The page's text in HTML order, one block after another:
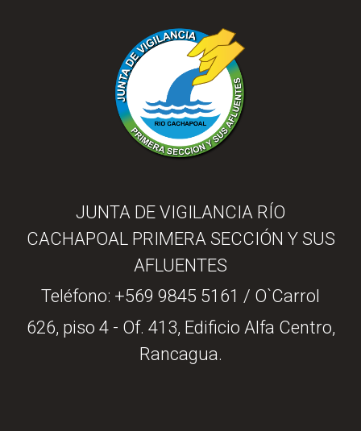
JUNTA DE VIGILANCIA RÍO
CACHAPOAL PRIMERA SECCIÓN Y SUS
AFLUENTES
Teléfono: +569 9845 5161 / O`Carrol
626, piso 4 - Of. 413, Edificio Alfa Centro,
Rancagua.